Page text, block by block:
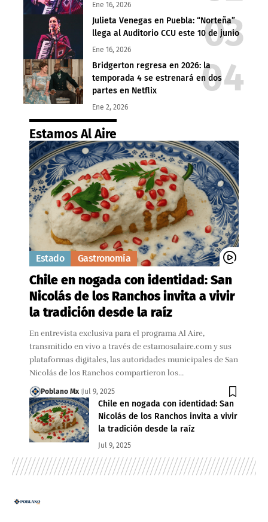
Ene 16, 2026
Julieta Venegas en Puebla: “Norteña”
llega al Auditorio CCU este 10 de junio
Ene 16, 2026
Bridgerton regresa en 2026: la
temporada 4 se estrenará en dos
partes en Netflix
Ene 2, 2026
Estamos Al Aire
Estado Gastronomía
Chile en nogada con identidad: San
Nicolás de los Ranchos invita a vivir
la tradición desde la raíz
En entrevista exclusiva para el programa Al Aire,
transmitido en vivo a través de estamosalaire.com y sus
plataformas digitales, las autoridades municipales de San
Nicolás de los Ranchos compartieron los…
Poblano Mx Jul 9, 2025
Chile en nogada con identidad: San
Nicolás de los Ranchos invita a vivir
la tradición desde la raíz
Jul 9, 2025